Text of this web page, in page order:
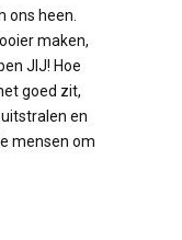
ons heen.
maken,
JIJ! Hoe
goed zit,
en
mensen om